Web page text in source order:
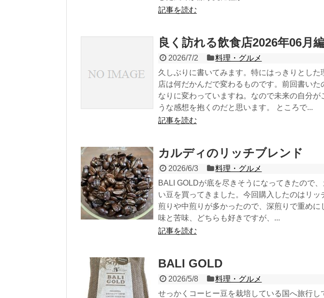
記事を読む
良く訪れる飲食店2026年06月
2026/7/2
料理・グルメ
久しぶりに書いてみます。特にはっきりとした
店は何だかんだで変わるものです。前回書い
なりに変わっていますね。なので未来の自分が
うな感想を抱くのだと思います。 ところで...
記事を読む
カルディのリッチブレンド
2026/6/3
料理・グルメ
BALI GOLDが底を尽きそうになってきたので
い豆を買ってきました。今回購入したのはリ
煎りや中煎りが多かったので、深煎りで重めに
味と苦味、どちらも好きですが、...
記事を読む
BALI GOLD
2026/5/8
料理・グルメ
せっかくコーヒー豆を栽培している国へ旅行し